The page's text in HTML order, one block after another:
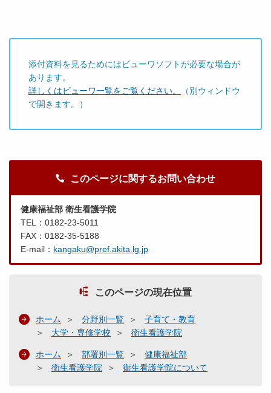
添付資料を見るためにはビューワソフトが必要な場合が
あります。
詳しくはビューワ一覧をご覧ください。
（別ウィンドウ
で開きます。）
このページに関するお問い合わせ
健康福祉部 衛生看護学院
TEL：0182-23-5011
FAX：0182-35-5188
E-mail： kangaku@pref.akita.lg.jp
このページの現在位置
ホーム 分野別一覧
子育て・教育
大学・専修学校
衛生看護学院
ホーム 部署別一覧
健康福祉部
衛生看護学院
衛生看護学院について